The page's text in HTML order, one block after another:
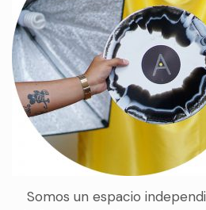
Somos un espacio